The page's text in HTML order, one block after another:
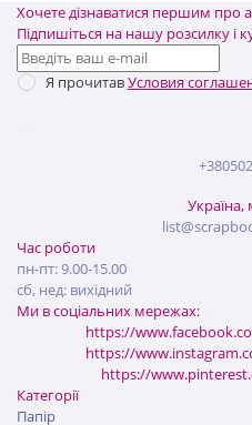
Хочете дізнаватися першим про
Підпишіться на нашу розсилку і
Я прочитавУсловия
Україна,
Категорії
Папір
Час роботи
пн-пт: 9.00-15.00
сб, нед: вихідний
Ми в соціальних мережах:
https://
https://
https://